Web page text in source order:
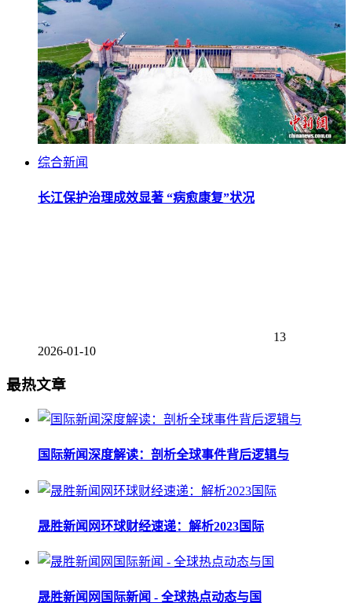
综合新闻
长江保护治理成效显著 “病愈康复”状况
13
2026-01-10
最热文章
国际新闻深度解读：剖析全球事件背后逻辑与
晟胜新闻网环球财经速递：解析2023国际
晟胜新闻网国际新闻 - 全球热点动态与国